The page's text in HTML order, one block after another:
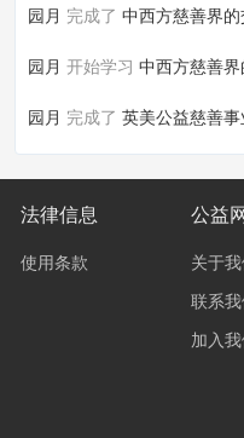
园月 完成了 中西方慈善界
园月 开始学习 中西方慈善
园月 完成了 英美公益慈善
法律信息
使用条款
公益
关于
联系
加入